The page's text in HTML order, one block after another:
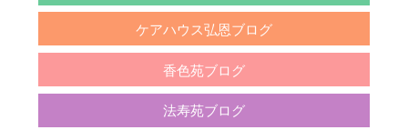
ケアハウス弘恩ブログ
香色苑ブログ
法寿苑ブログ